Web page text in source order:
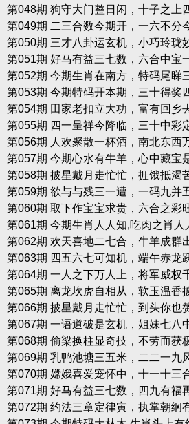
第048期 狗守大门整日闲，十子之上
第049期 二三合数今期开，一六不分
第050期 三才八卦运玄机，小巧玲珑
第051期 好马有益三七数，六合中宝
第052期 今期生肖在南方，特码尾睇
第053期 今期特码开本期，三十得奖
第054期 田家老扣立大功，富有回乡
第055期 四一呈祥今降临，三十中彩
第056期 人欢聚散一杯酒，南北东西
第057期 今期心水有牛羊，心中藏宝
第058期 披星戴月走忙忙，捱饿抵渴
第059期 欲与与残三一遭，一码九并
第060期 取下作宝宝求贵，六合之彩
第061期 今期生肖人人知,吃肉之肖人
第062期 欢天喜地二七合，牛羊成群
第063期 四五六七可知机，端午赤龙
第064期 一人之下万人上，将军威权
第065期 离龙坎虎自相从，软玉温香
第066期 披星戴月走忙忙，到头你也
第067期 一语道破是玄机，姐妹七八
第068期 偷梁换柱显奇技，不劳而获
第069期 乳鸭池塘三五米，二二一九
第070期 嫦娥喜爱宠怀中，十一十三
第071期 好马有益三七数，四九有福
第072期 约法三章定律寅，执掌朝纲